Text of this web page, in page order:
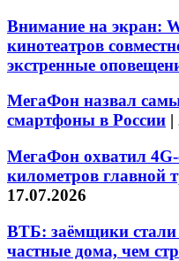
Внимание на экран:
кинотеатров
экстренные
МегаФон назвал
смартфоны в России |
МегаФон охватил 4G-
километров главной
17.07.2026
ВТБ: заёмщики стали
частные дома, чем